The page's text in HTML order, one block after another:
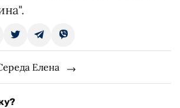
Елена